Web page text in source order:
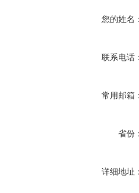
您的姓名
联系电话
常用邮箱
省份
详细地址